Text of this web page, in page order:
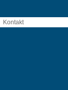
Kontakt